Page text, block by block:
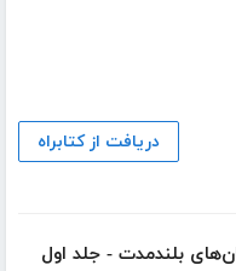
دریافت از کتابراه
بلندمدت - جلد اول